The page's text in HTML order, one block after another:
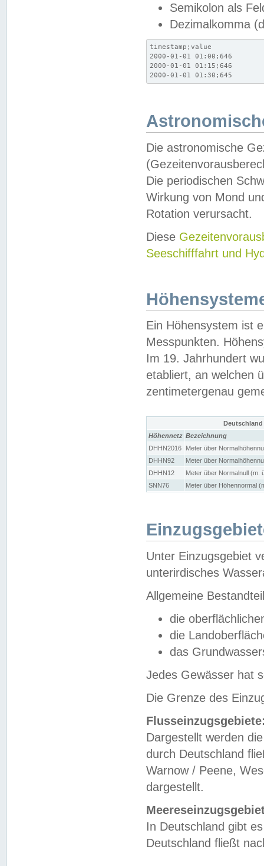
Semikolon als
Dezimalkomma
timestamp;value
2000-01-01 01:00;646
2000-01-01 01:15;646
2000-01-01 01:30;645
Die astronomische
Die periodischen
Wirkung von Mond
Rotation verursacht.
Diese
Seeschifffahrt und
Ein Höhensystem ist
Messpunkten.
Im 19. Jahrhundert
etabliert, an welchen
zentimetergenau
Höhennetz Bezeichnung
DHHN2016
Meter über
DHHN92
Meter über
DHHN12
Meter über Normalnull (m.
SNN76
Meter über Höhennormal
Unter Einzugsgebiet
unterirdisches
Allgemeine
die
die
das
Jedes Gewässer hat
Die Grenze des
Dargestellt werden
durch Deutschland
Warnow / Peene,
dargestellt.
In Deutschland gibt
Deutschland fließt